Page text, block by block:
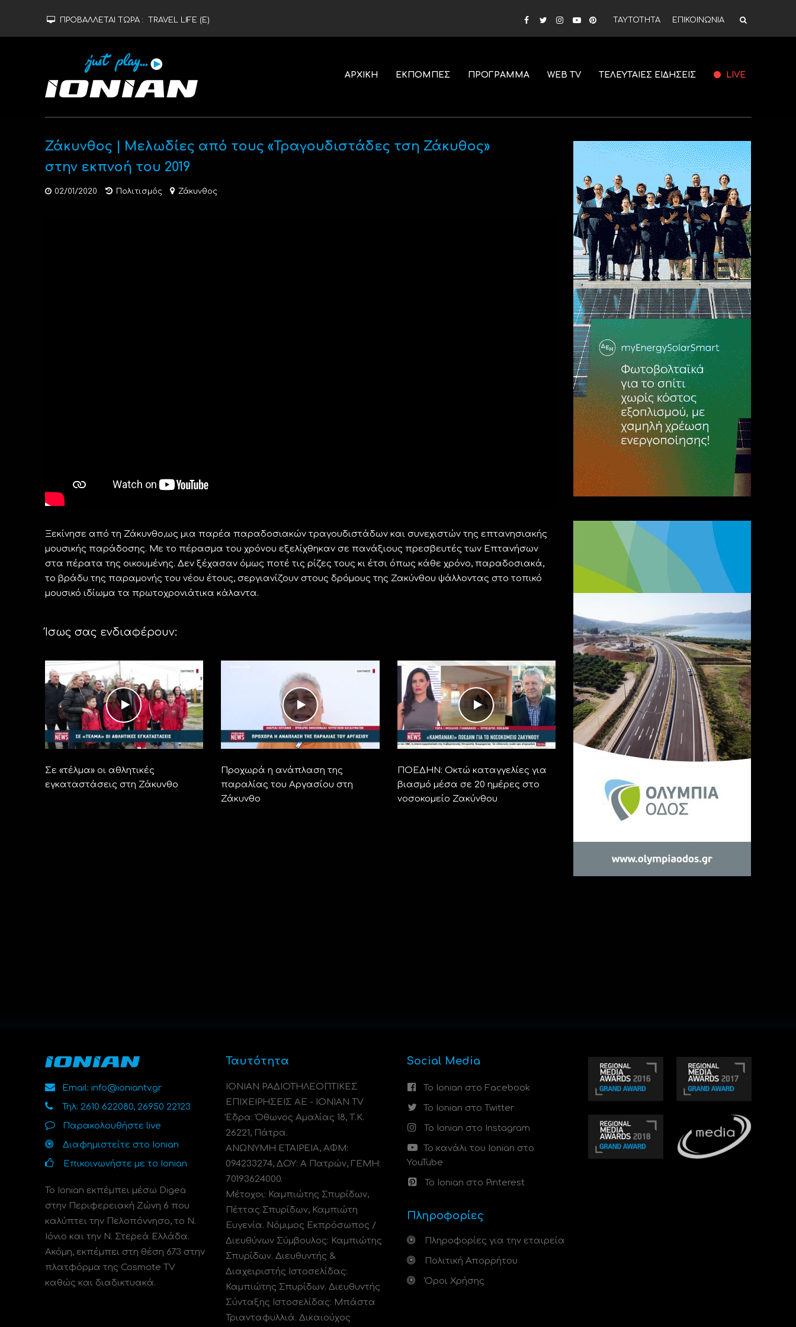
ΠΡΟΒΑΛΛΕΤΑΙ ΤΩΡΑ : TRAVEL LIFE (Ε) ΤΑΥΤΟΤΗΤΑ ΕΠΙΚΟΙΝΩΝΙΑ
ΑΡΧΙΚΗ ΕΚΠΟΜΠΕΣ ΠΡΟΓΡΑΜΜΑ WEB TV ΤΕΛΕΥΤΑΙΕΣ ΕΙΔΗΣΕΙΣ LIVE
Ζάκυνθος | Μελωδίες από τους «Τραγουδιστάδες τση Ζάκυθος»
στην εκπνοή του 2019
02/01/2020 Πολιτισμός Ζάκυνθος
Ξεκίνησε από τη Ζάκυνθο,ως μια παρέα παραδοσιακών τραγουδιστάδων και συνεχιστών της επτανησιακής
μουσικής παράδοσης. Με το πέρασμα του χρόνου εξελίχθηκαν σε πανάξιους πρεσβευτές των Επτανήσων
στα πέρατα της οικουμένης. Δεν ξέχασαν όμως ποτέ τις ρίζες τους κι έτσι όπως κάθε χρόνο, παραδοσιακά,
το βράδυ της παραμονής του νέου έτους, σεργιανίζουν στους δρόμους της Ζακύνθου ψάλλοντας στο τοπικό
μουσικό ιδίωμα τα πρωτοχρονιάτικα κάλαντα.
Ίσως σας ενδιαφέρουν:
Σε «τέλμα» οι αθλητικές
εγκαταστάσεις στη Ζάκυνθο
Προχωρά η ανάπλαση της
παραλίας του Αργασίου στη
Ζάκυνθο
ΠΟΕΔΗΝ: Οκτώ καταγγελίες για
βιασμό μέσα σε 20 ημέρες στο
νοσοκομείο Ζακύνθου
Email: info@ioniantv.gr
Τηλ: 2610 622080, 26950 22123
Παρακολουθήστε live
Διαφημιστείτε στο Ionian
Επικοινωνήστε με το Ionian
Το Ionian εκπέμπει μέσω Digea
στην Περιφερειακή Ζώνη 6 που
καλύπτει την Πελοπόννησο, το N.
Ιόνιο και την Ν. Στερεά Ελλάδα.
Ακόμη, εκπέμπει στη θέση 673 στην
πλατφόρμα της Cosmote TV
καθώς και διαδικτυακά.
Ταυτότητα
ΙΟΝΙΑΝ ΡΑΔΙΟΤΗΛΕΟΠΤΙΚΕΣ
ΕΠΙΧΕΙΡΗΣΕΙΣ ΑΕ - IONIAN TV
Έδρα: Όθωνος Αμαλίας 18, Τ.Κ.
26221, Πάτρα.
ΑΝΩΝΥΜΗ ΕΤΑΙΡΕΙΑ, ΑΦΜ:
094233274, ΔΟΥ: A Πατρών, ΓΕΜΗ:
70193624000.
Μέτοχοι: Καμπιώτης Σπυρίδων,
Πέττας Σπυρίδων, Καμπιώτη
Ευγενία. Νόμιμος Εκπρόσωπος /
Διευθύνων Σύμβουλος: Καμπιώτης
Σπυρίδων. Διευθυντής &
Διαχειριστής Ιστοσελίδας:
Καμπιώτης Σπυρίδων. Διευθυντής
Σύνταξης Ιστοσελίδας: Μπάστα
Τριανταφυλλιά. Δικαιούχος
Social Media
Το Ionian στο Facebook
Το Ionian στο Twitter
Το Ionian στο Instagram
Το κανάλι του Ionian στο
YouTube
Το Ionian στο Pinterest
Πληροφορίες
Πληροφορίες για την εταιρεία
Πολιτική Απορρήτου
Όροι Χρήσης